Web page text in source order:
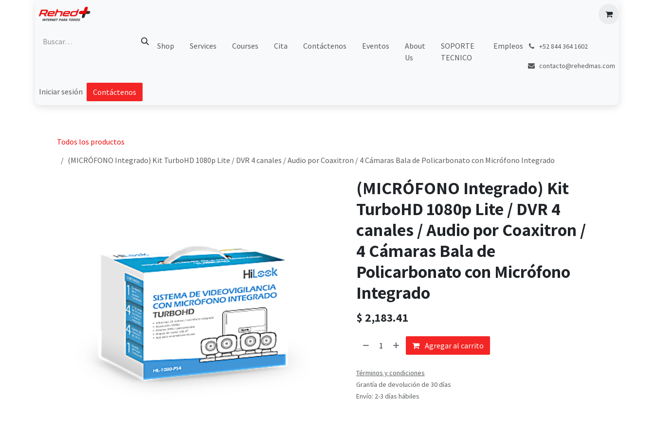
Shop Services Courses Cita Contáctenos Eventos
About
Us
SOPORTE
TECNICO
Empleos +52 844 364 1602
contacto@rehedmas.com
Iniciar sesión Contáctenos
Todos los productos
(MICRÓFONO Integrado) Kit TurboHD 1080p Lite / DVR 4 canales / Audio por Coaxitron / 4 Cámaras Bala de Policarbonato con Micrófono Integrado
(MICRÓFONO Integrado) Kit
TurboHD 1080p Lite / DVR 4
canales / Audio por Coaxitron /
4 Cámaras Bala de
Policarbonato con Micrófono
Integrado
$ 2,183.41
Agregar al carrito
Términos y condiciones
Grantía de devolución de 30 días
Envío: 2-3 días hábiles